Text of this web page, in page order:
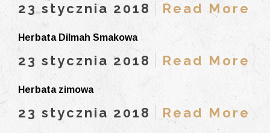
23 stycznia 2018 Read More
Herbata Dilmah Smakowa
23 stycznia 2018 Read More
Herbata zimowa
23 stycznia 2018 Read More